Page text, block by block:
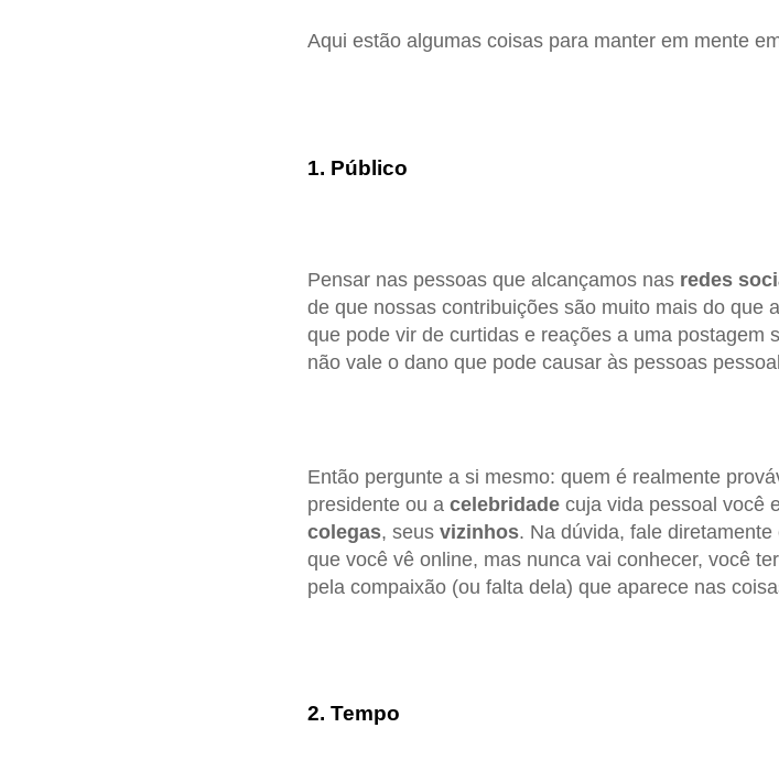
Aqui estão algumas coisas para manter em mente
1. Público
Pensar nas pessoas que alcançamos nas redes
de que nossas contribuições são muito mais do que
que pode vir de curtidas e reações a uma postagem
não vale o dano que pode causar às pessoas
Então pergunte a si mesmo: quem é realmente
presidente ou a celebridadecuja vida pessoal você
colegas, seus vizinhos. Na dúvida, fale
que você vê online, mas nunca vai conhecer, você
pela compaixão (ou falta dela) que aparece nas
2. Tempo